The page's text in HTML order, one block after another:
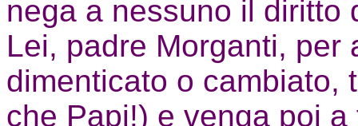
nega a nessuno il diritto
Lei, padre Morganti, per
dimenticato o cambiato,
che Papi!) e venga poi